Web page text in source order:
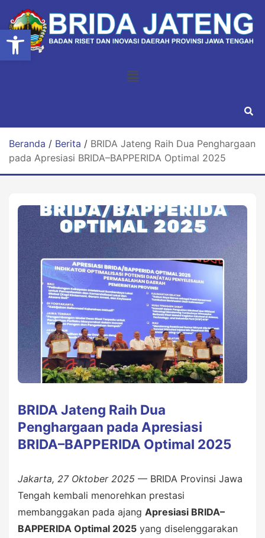
Open toolbar
Beranda / Berita / BRIDA Jateng Raih Dua Penghargaan
pada Apresiasi BRIDA–BAPPERIDA Optimal 2025
BRIDA Jateng Raih Dua
Penghargaan pada Apresiasi
BRIDA–BAPPERIDA Optimal 2025
Jakarta, 27 Oktober 2025 — BRIDA Provinsi Jawa
Tengah kembali menorehkan prestasi
membanggakan pada ajang Apresiasi BRIDA–
BAPPERIDA Optimal 2025 yang diselenggarakan